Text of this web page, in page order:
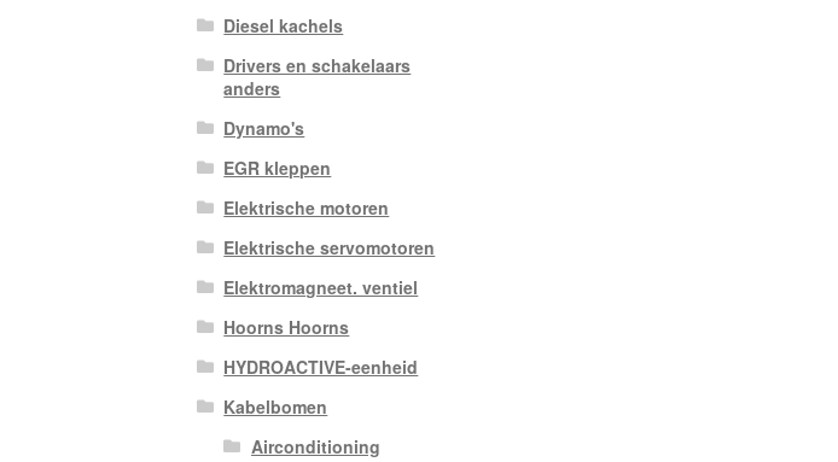
Diesel kachels
Drivers en schakelaars
anders
Dynamo's
EGR kleppen
Elektrische motoren
Elektrische servomotoren
Elektromagneet. ventiel
Hoorns Hoorns
HYDROACTIVE-eenheid
Kabelbomen
Airconditioning